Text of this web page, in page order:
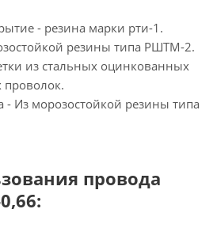
- резина марки рти-1.
резины типа РШТМ-2.
из стальных оцинкованных
- Из морозостойкой резины типа
провода